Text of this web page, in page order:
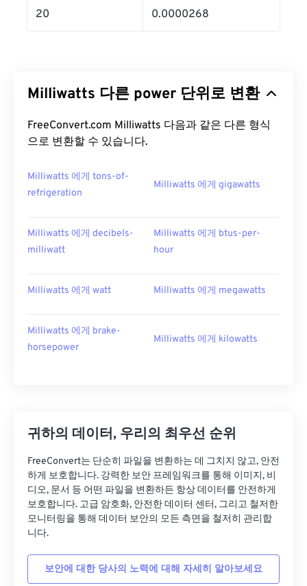
20 0.0000268
Milliwatts 다른 power 단위로 변환
FreeConvert.com Milliwatts 다음과 같은 다른 형식
으로 변환할 수 있습니다.
Milliwatts 에게 tons-of-
refrigeration
Milliwatts 에게 gigawatts
Milliwatts 에게 decibels-
milliwatt
Milliwatts 에게 btus-per-
hour
Milliwatts 에게 watt Milliwatts 에게 megawatts
Milliwatts 에게 brake-
horsepower
Milliwatts 에게 kilowatts
귀하의 데이터, 우리의 최우선 순위
FreeConvert는 단순히 파일을 변환하는 데 그치지 않고, 안전
하게 보호합니다. 강력한 보안 프레임워크를 통해 이미지, 비
디오, 문서 등 어떤 파일을 변환하든 항상 데이터를 안전하게
보호합니다. 고급 암호화, 안전한 데이터 센터, 그리고 철저한
모니터링을 통해 데이터 보안의 모든 측면을 철저히 관리합
니다.
보안에 대한 당사의 노력에 대해 자세히 알아보세요